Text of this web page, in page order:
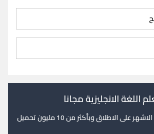
اللغة الانجليزية مجانا
على الاطلاق وبأكثر من 10 مليون تحميل